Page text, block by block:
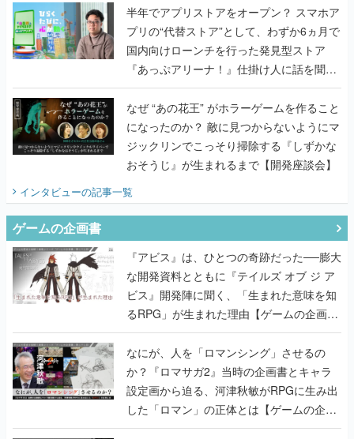
半年でアプリストアをオープン？ スマホア
プリの“代替ストア”として、わずか6ヵ月で
国内向けローンチを行った発見型ストア
『あっぷアリーナ！』仕掛け人に話を聞い
てみた
なぜ “あの花王” がホラーゲームを作ること
になったのか？ 敵に見つからないようにマ
ジックリンでこっそり掃除する『しずかな
おそうじ』が生まれるまで【開発座談会】
インタビューの記事一覧
ゲームの企画書
『アビス』は、ひとつの奇跡だった──膨大
な開発資料とともに『テイルズ オブ ジ ア
ビス』開発陣に聞く、「生まれた意味を知
るRPG」が生まれた理由【ゲームの企画
書】
なにが、人を「ロマンシング」させるの
か？『ロマサガ2』当時の企画書とキャラ
設定画から迫る、河津秋敏がRPGに生み出
した「ロマン」の正体とは【ゲームの企画
書】